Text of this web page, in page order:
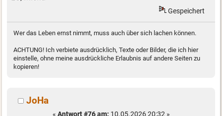
Gespeichert
Wer das Leben ernst nimmt, muss auch über sich lachen können.
ACHTUNG! Ich verbiete ausdrücklich, Texte oder Bilder, die ich hier
einstelle, ohne meine ausdrückliche Erlaubnis auf andere Seiten zu
kopieren!
JoHa
« Antwort #76 am: 10.05.2026 20:32 »